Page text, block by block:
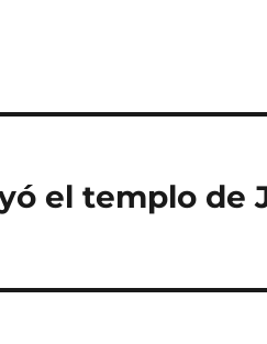
el templo de